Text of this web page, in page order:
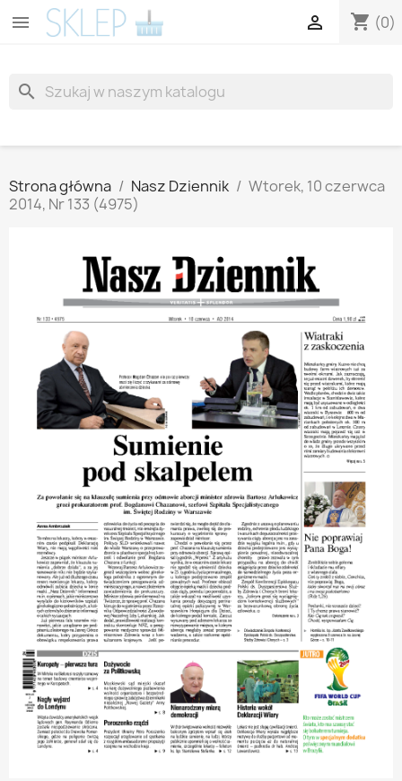
 shopping_cart (0)

search
Strona główna Nasz Dziennik
Wtorek, 10 czerwca
2014, Nr 133 (4975)